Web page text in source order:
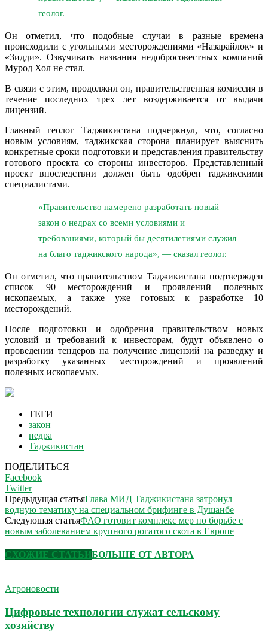
геолог.
Он отметил, что подобные случаи в разные времена
происходили с угольными месторождениями «Назарайлок» и
«Зидди». Озвучивать названия недобросовестных компаний
Мурод Хол не стал.
В связи с этим, продолжил он, правительственная комиссия в
течение последних трех лет воздерживается от выдачи
лицензий.
Главный геолог Таджикистана подчеркнул, что, согласно
новым условиям, таджикская сторона планирует выяснить
конкретные сроки подготовки и представления правительству
готового проекта со стороны инвесторов. Представленный
проект впоследствии должен быть одобрен таджикскими
специалистами.
«Правительство намерено разработать новый
закон о недрах со всеми условиями и
требованиями, который бы десятилетиями служил
на благо таджикского народа», — сказал геолог.
Он отметил, что правительством Таджикистана подтвержден
список 90 месторождений и проявлений полезных
ископаемых, а также уже готовых к разработке 10
месторождений.
После подготовки и одобрения правительством новых
условий и требований к инвесторам, будут объявлено о
проведении тендеров на получение лицензий на разведку и
разработку указанных месторождений и проявлений
полезных ископаемых.
ТЕГИ
закон
недра
Таджикистан
ПОДЕЛИТЬСЯ
Facebook
Twitter
Предыдущая статьяГлава МИД Таджикистана затронул
водную тематику на специальном брифинге в Душанбе
Следующая статьяФАО готовит комплекс мер по борьбе с
новым заболеванием крупного рогатого скота в Европе
СХОЖИЕ СТАТЬИБОЛЬШЕ ОТ АВТОРА
Агроновости
Цифровые технологии служат сельскому
хозяйству